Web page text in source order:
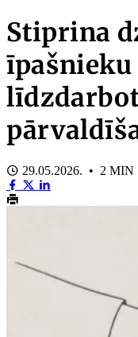
Stiprina
29.05.2026. • 2 MIN